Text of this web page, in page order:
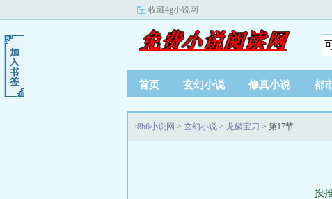
收藏4g小说网
首页 玄幻小说 修真小说 都
t8b6小说网 > 玄幻小说 > 龙鳞宝刀 > 第17节
投